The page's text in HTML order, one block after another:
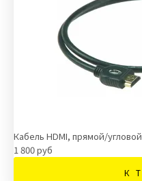
Кабель HDMI, прямой/
1 800 руб
К